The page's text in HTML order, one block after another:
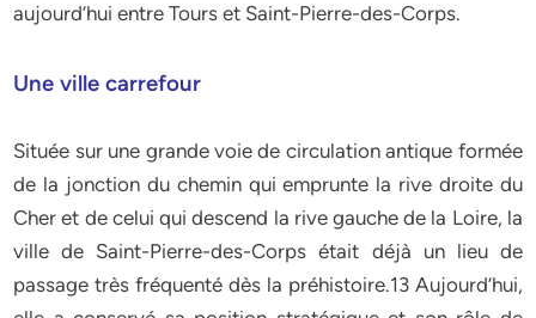
aujourd’hui entre Tours et Saint-Pierre-des-Corps.
Une ville carrefour
Située sur une grande voie de circulation antique formée
de la jonction du chemin qui emprunte la rive droite du
Cher et de celui qui descend la rive gauche de la Loire, la
ville de Saint-Pierre-des-Corps était déjà un lieu de
passage très fréquenté dès la préhistoire.13 Aujourd’hui,